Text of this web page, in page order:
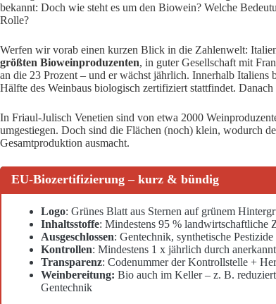
bekannt: Doch wie steht es um den Biowein? Welche
Rolle?
Werfen wir vorab einen kurzen Blick in die Zahlenwelt:
größten Bioweinproduzenten, in guter Gesellschaft mit
an die 23 Prozent – und er wächst jährlich. Innerhalb
Hälfte des Weinbaus biologisch zertifiziert stattfindet.
In Friaul-Julisch Venetien sind von etwa 2000
umgestiegen. Doch sind die Flächen (noch) klein, wodurch
Gesamtproduktion ausmacht.
EU-Biozertifizierung – kurz & bündig
Logo: Grünes Blatt aus Sternen auf grünem
Inhaltsstoffe: Mindestens 95 % landwirtschaftliche
Ausgeschlossen: Gentechnik, synthetische
Kontrollen: Mindestens 1 x jährlich durch
Transparenz: Codenummer der Kontrollstelle +
Weinbereitung: Bio auch im Keller – z. B.
Gentechnik